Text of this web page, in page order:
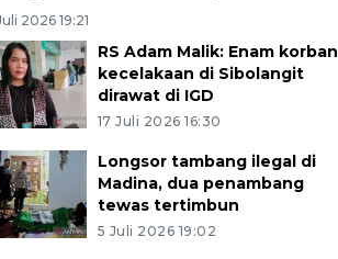
2026 19:21
RS Adam Malik: Enam korban
kecelakaan di Sibolangit
dirawat di IGD
17 Juli 2026 16:30
Longsor tambang ilegal di
Madina, dua penambang
tewas tertimbun
5 Juli 2026 19:02